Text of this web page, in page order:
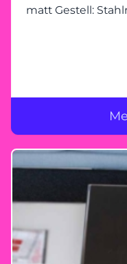
matt Gestell: Stahlrohr verchromt mit starken